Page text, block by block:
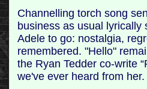
Channelling torch song
business as usual lyrically
Adele to go: nostalgia,
remembered. "Hello"
the Ryan Tedder co-write
we've ever heard from her.